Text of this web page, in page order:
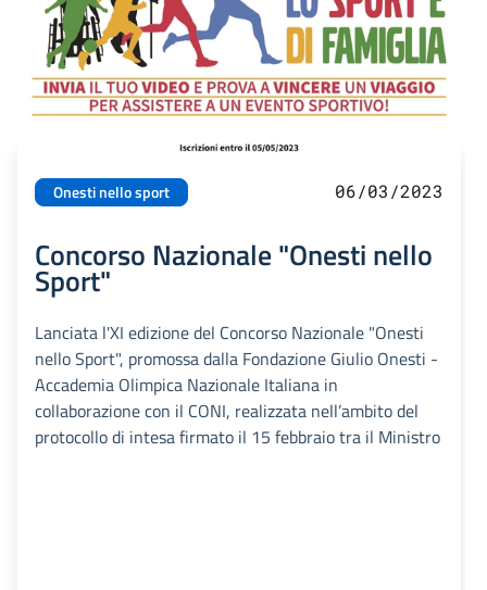
Onesti nello sport 06/03/2023
Concorso Nazionale "Onesti nello
Sport"
Lanciata l'XI edizione del Concorso Nazionale "Onesti
nello Sport", promossa dalla Fondazione Giulio Onesti -
Accademia Olimpica Nazionale Italiana in
collaborazione con il CONI, realizzata nell’ambito del
protocollo di intesa firmato il 15 febbraio tra il Ministro